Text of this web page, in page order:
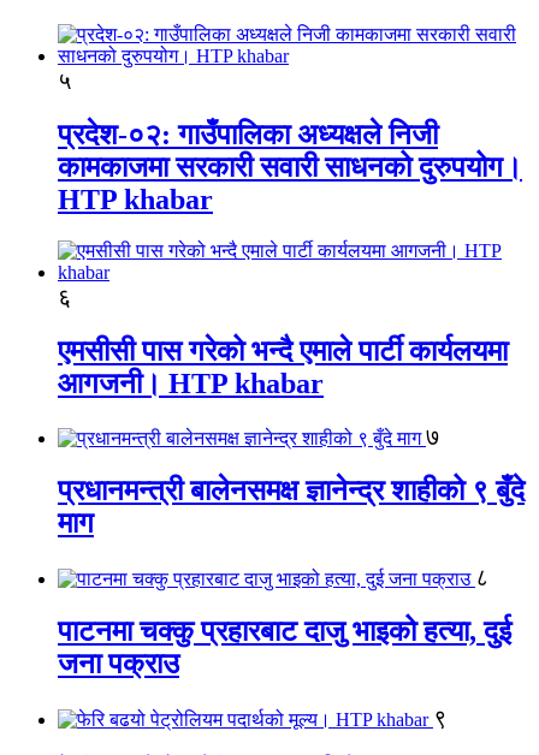
५
प्रदेश-०२: गाउँपालिका अध्यक्षले निजी
कामकाजमा सरकारी सवारी साधनको दुरुपयोग।
HTP khabar
६
एमसीसी पास गरेको भन्दै एमाले पार्टी कार्यलयमा
आगजनी। HTP khabar
७
प्रधानमन्त्री बालेनसमक्ष ज्ञानेन्द्र शाहीको ९ बुँदे
माग
८
पाटनमा चक्कु प्रहारबाट दाजु भाइको हत्या, दुई
जना पक्राउ
९